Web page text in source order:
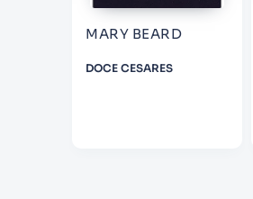
MARY BEARD
DOCE CESARES